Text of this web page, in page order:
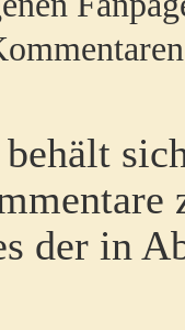
der in